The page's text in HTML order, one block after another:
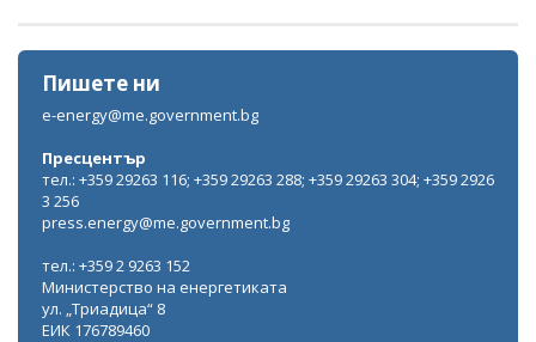
Пишете ни
e-energy@me.government.bg
Пресцентър
тел.: +359 29263 116; +359 29263 288; +359 29263 304; +359 2926
3 256
press.energy@me.government.bg
тел.: +359 2 9263 152
Министерство на енергетиката
ул. „Триадица“ 8
ЕИК 176789460